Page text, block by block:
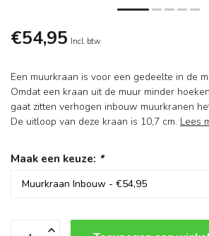
€54,95 Incl. btw
Een muurkraan is voor een gedeelte in de
Omdat een kraan uit de muur minder
gaat zitten verhogen inbouw muurkranen
De uitloop van deze kraan is 10,7 cm. Lees
Maak een keuze: *